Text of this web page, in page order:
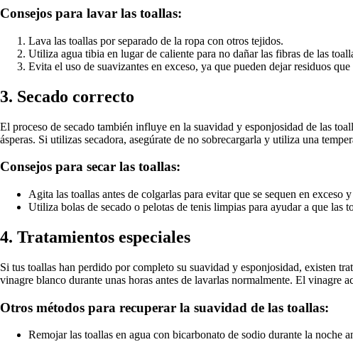
Consejos para lavar las toallas:
Lava las toallas por separado de la ropa con otros tejidos.
Utiliza agua tibia en lugar de caliente para no dañar las fibras de las
Evita el uso de suavizantes en exceso, ya que pueden dejar residuos
3. Secado correcto
El proceso de secado también influye en la suavidad y esponjosidad de las
ásperas. Si utilizas secadora, asegúrate de no sobrecargarla y utiliza una
Consejos para secar las toallas:
Agita las toallas antes de colgarlas para evitar que se sequen en exceso
Utiliza bolas de secado o pelotas de tenis limpias para ayudar a que las
4. Tratamientos especiales
Si tus toallas han perdido por completo su suavidad y esponjosidad, existen
vinagre blanco durante unas horas antes de lavarlas normalmente. El vinagre
Otros métodos para recuperar la suavidad de las toallas:
Remojar las toallas en agua con bicarbonato de sodio durante la noche